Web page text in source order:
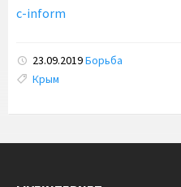
c-inform
23.09.2019Борьба
Tags:
Крым